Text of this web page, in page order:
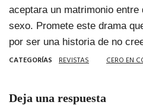
aceptara un matrimonio
sexo. Promete este drama
por ser una historia de no
CATEGORÍAS REVISTAS CERO EN
Deja una respuesta